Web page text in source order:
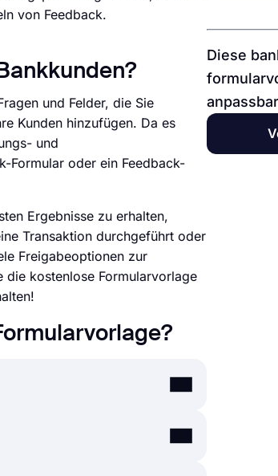
von Feedback.
und Felder, die Sie
Kunden hinzufügen. Da es
und
Formular oder ein Feedback-
Ergebnisse zu erhalten,
Transaktion durchgeführt oder
Freigabeoptionen zur
die kostenlose Formularvorlage
Zeile codieren zu
Diese
anpassbar